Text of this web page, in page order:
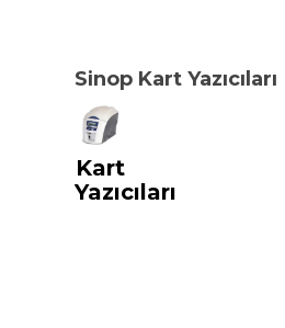
Sinop Kart Yazıcıları
Kart
Yazıcıları